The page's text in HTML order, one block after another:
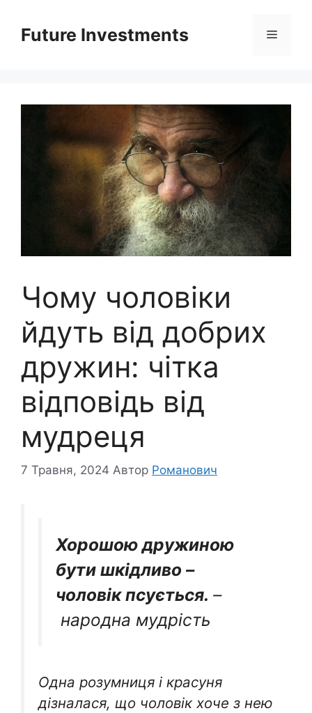
вмістуFuture Investments Меню
Чому чоловіки
йдуть від добрих
дружин: чітка
відповідь від
мудреця
7 Травня, 2024 Автор Романович
Хорошою дружиною
бути шкідливо –
чоловік псується. –
народна мудрість
Одна розумниця і красуня
дізналася, що чоловік хоче з нею